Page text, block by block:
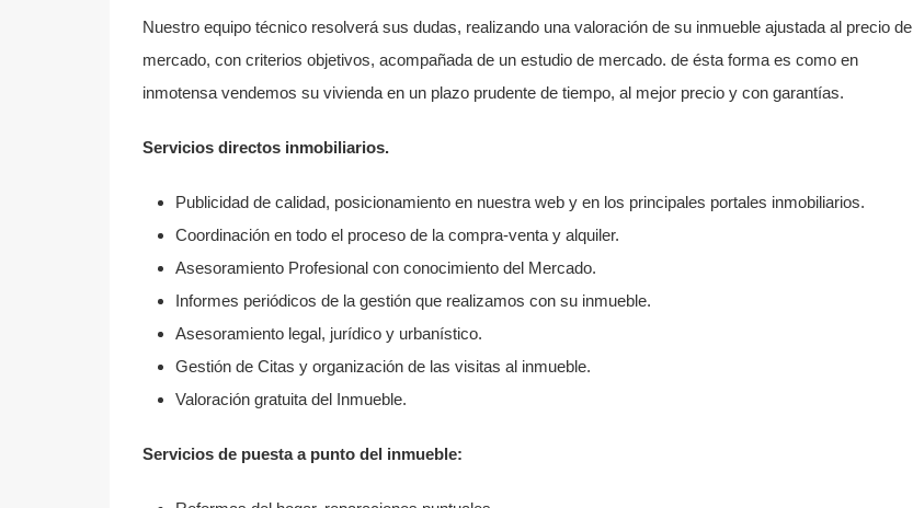
Nuestro equipo técnico resolverá sus dudas, realizando una valoración de su inmueble ajustada al precio de
mercado, con criterios objetivos, acompañada de un estudio de mercado. de ésta forma es como en
inmotensa vendemos su vivienda en un plazo prudente de tiempo, al mejor precio y con garantías.
Servicios directos inmobiliarios.
Publicidad de calidad, posicionamiento en nuestra web y en los principales portales inmobiliarios.
Coordinación en todo el proceso de la compra-venta y alquiler.
Asesoramiento Profesional con conocimiento del Mercado.
Informes periódicos de la gestión que realizamos con su inmueble.
Asesoramiento legal, jurídico y urbanístico.
Gestión de Citas y organización de las visitas al inmueble.
Valoración gratuita del Inmueble.
Servicios de puesta a punto del inmueble: